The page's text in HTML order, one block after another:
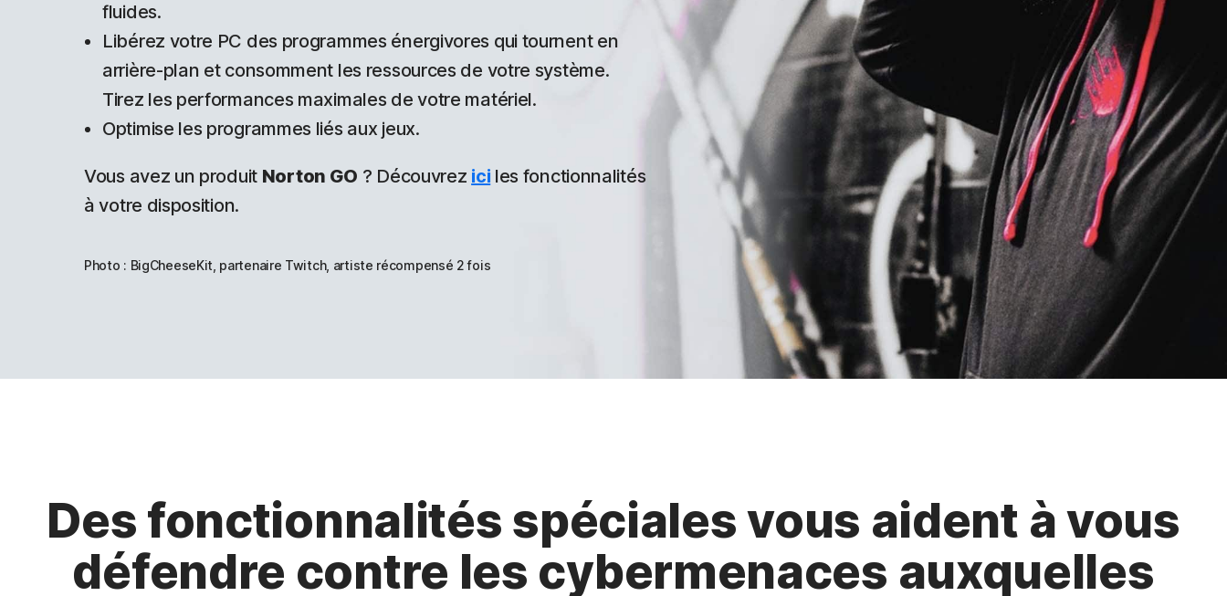
fluides.
Libérez votre PC des programmes énergivores qui tournent en
arrière-plan et consomment les ressources de votre système.
Tirez les performances maximales de votre matériel.
Optimise les programmes liés aux jeux.
Vous avez un produit Norton GO ? Découvrez ici les fonctionnalités
à votre disposition.
Photo : BigCheeseKit, partenaire Twitch, artiste récompensé 2 fois
Des fonctionnalités spéciales vous aident à vous
défendre contre les cybermenaces auxquelles